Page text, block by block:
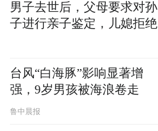
男子去世后，父母要求对孙
子进行亲子鉴定，儿媳拒绝
台风“白海豚”影响显著增
强，9岁男孩被海浪卷走
鲁中晨报